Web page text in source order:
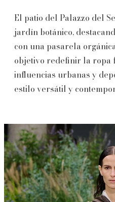
El patio del Palazzo del
jardín botánico,
con una pasarela
objetivo redefinir la ropa
influencias urbanas y
estilo versátil y